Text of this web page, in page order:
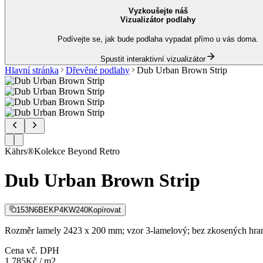
Vyzkoušejte náš
Vizualizátor podlahy
Podívejte se, jak bude podlaha vypadat přímo u vás doma.
Spustit interaktivní vizualizátor
Hlavní stránka Dřevěné podlahy Dub Urban Brown Strip
Kährs®Kolekce Beyond Retro
Dub Urban Brown Strip
153N6BEKP4KW240Kopírovat
Rozměr lamely 2423 x 200 mm; vzor 3-lamelový; bez zkosených
Cena vč. DPH